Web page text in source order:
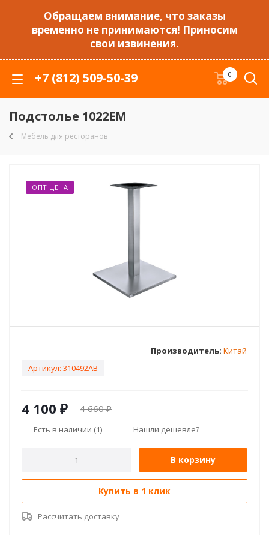
Обращаем внимание, что заказы
временно не принимаются! Приносим
свои извинения.
+7 (812) 509-50-39 0
Подстолье 1022EM
Мебель для ресторанов
ОПТ ЦЕНА
Артикул: 310492AB
Производитель: Китай
4 100 ₽ 4 660₽
Есть в наличии (1) Нашли дешевле?
В корзину
Купить в 1 клик
Рассчитать доставку